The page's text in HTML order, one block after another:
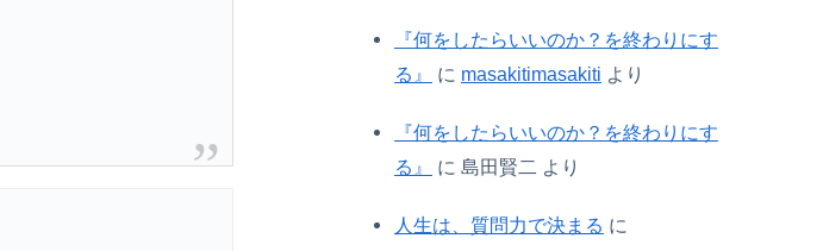
『何をしたらいいのか？を終わりにす
る』
に masakitimasakiti より
『何をしたらいいのか？を終わりにす
る』
に 島田賢二 より
人生は、質問力で決まる に